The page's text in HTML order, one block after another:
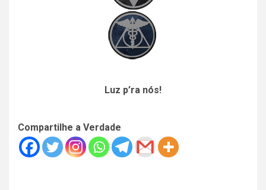
Luz p’ra nós!
Compartilhe a Verdade